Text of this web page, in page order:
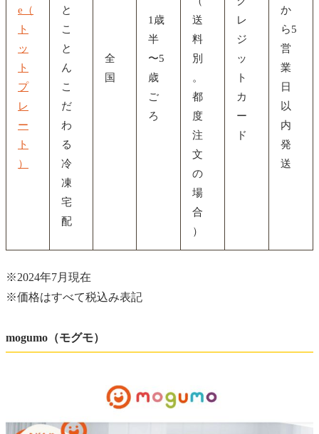
e（
ト
ッ
ト
プ
レ
ー
ト
）
と
こ
と
ん
こ
だ
わ
る
冷
凍
宅
配
全
国
1歳
半
〜5
歳
ご
ろ
送
料
別
。
都
度
注
文
の
場
合
）
レ
ジ
ッ
ト
カ
ー
ド
か
ら5
営
業
日
以
内
発
送
※2024年7月現在
※価格はすべて税込み表記
mogumo（モグモ）